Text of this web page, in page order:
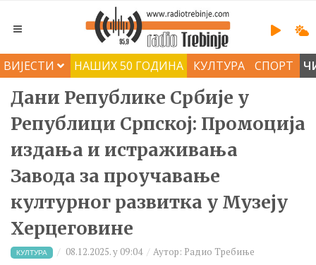
ВИЈЕСТИ НАШИХ 50 ГОДИНА КУЛТУРА СПОРТ
Дани Републике Србије у
Републици Српској: Промоција
издања и истраживања
Завода за проучавање
културног развитка у Музеју
Херцеговине
КУЛТУРА 08.12.2025. у 09:04 Аутор: Радио Требиње